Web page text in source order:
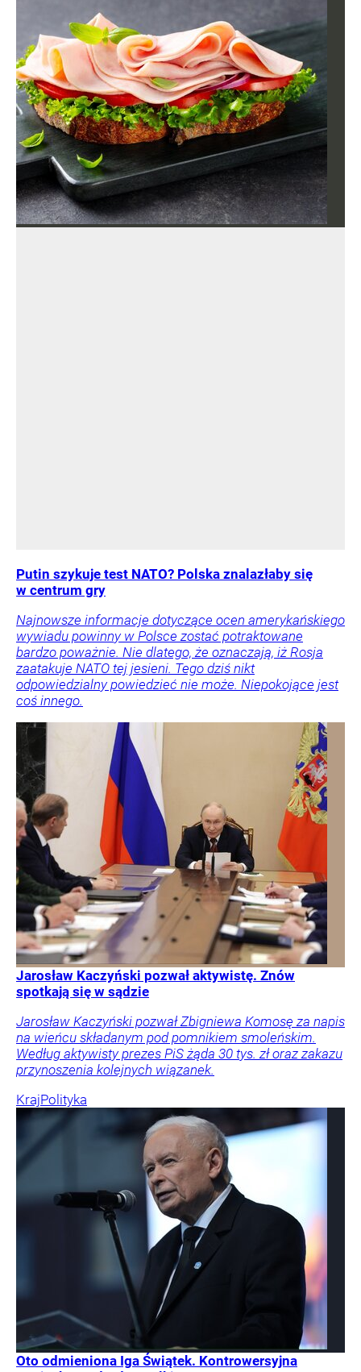
Putin szykuje test NATO? Polska znalazłaby się
w centrum gry
Najnowsze informacje dotyczące ocen amerykańskiego
wywiadu powinny w Polsce zostać potraktowane
bardzo poważnie. Nie dlatego, że oznaczają, iż Rosja
zaatakuje NATO tej jesieni. Tego dziś nikt
odpowiedzialny powiedzieć nie może. Niepokojące jest
coś innego.
Jarosław Kaczyński pozwał aktywistę. Znów
spotkają się w sądzie
Jarosław Kaczyński pozwał Zbigniewa Komosę za napis
na wieńcu składanym pod pomnikiem smoleńskim.
Według aktywisty prezes PiS żąda 30 tys. zł oraz zakazu
przynoszenia kolejnych wiązanek.
KrajPolityka
Oto odmieniona Iga Świątek. Kontrowersyjna